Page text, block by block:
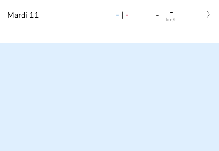
Mardi 11 - | - - -
km/h